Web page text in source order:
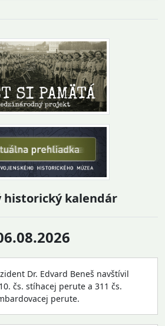
historický kalendár
Dr. Edvard Beneš navštívil
čs. stíhacej perute a 311 čs.
perute.